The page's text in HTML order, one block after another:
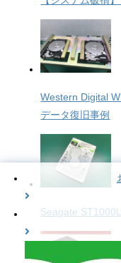
Western Digital
データ復旧事例
Seagate